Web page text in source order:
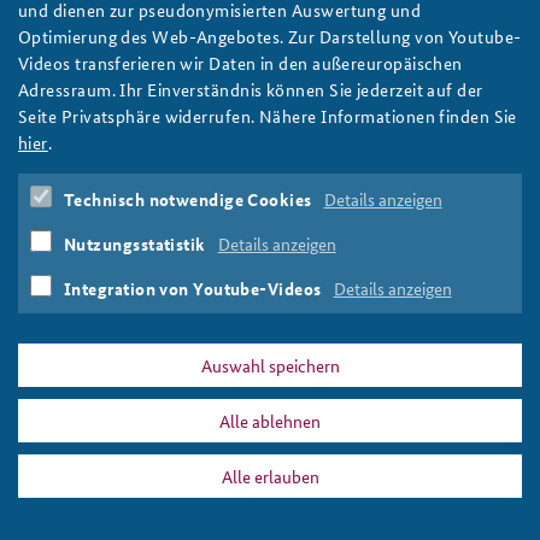
und dienen zur pseudonymisierten Auswertung und
Optimierung des Web-Angebotes. Zur Darstellung von Youtube-
Videos transferieren wir Daten in den außereuropäischen
Adressraum. Ihr Einverständnis können Sie jederzeit auf der
Seite Privatsphäre widerrufen. Nähere Informationen finden Sie
hier.
Technisch notwendige Cookies Details anzeigen
Nutzungsstatistik Details anzeigen
Integration von Youtube-Videos Details anzeigen
Auswahl speichern
Alle ablehnen
Alle erlauben